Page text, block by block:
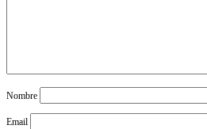
Nombre
Email